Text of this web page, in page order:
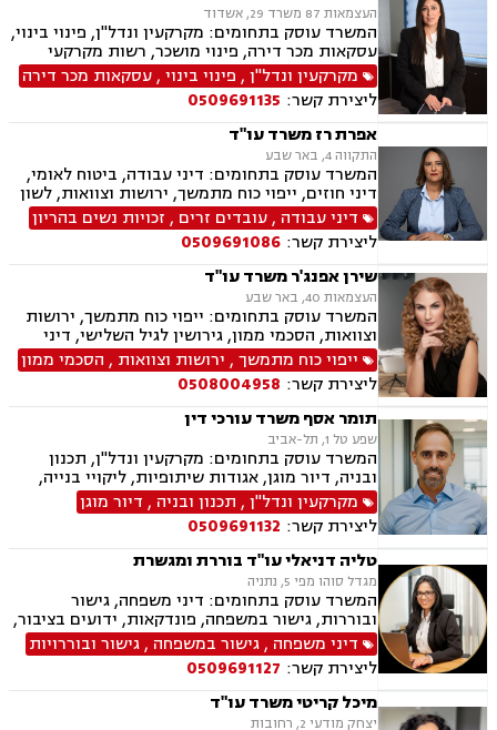
העצמאות 87 משרד 29, אשדוד
המשרד עוסק בתחומים: מקרקעין ונדל"ן, פינוי בינוי,
עסקאות מכר דירה, פינוי מושכר, רשות מקרקעי
ישראל, בתים משותפים, ירושות וצוואות, ייפוי כוח
מתמשך, ייצוג רכישה מקבלן (יד ראשונה), חוזים,
הסכמי ממון
מקרקעין ונדל"ן, פינוי בינוי,עסקאות מכר דירה
ליצירת קשר: 0509691135
אפרת רז משרד עו"ד
התקווה 4, באר שבע
המשרד עוסק בתחומים: דיני עבודה, ביטוח לאומי,
דיני חוזים, ייפוי כוח מתמשך, ירושות וצוואות, לשון
הרע, מקרקעין ונדל"ן, נזקי גוף ותאונות
דיני עבודה ,עובדים זרים , זכויות נשים בהריון
ליצירת קשר: 0509691086
שירן אפנג'ר משרד עו"ד
העצמאות 40, באר שבע
המשרד עוסק בתחומים: ייפוי כוח מתמשך, ירושות
וצוואות, הסכמי ממון, גירושין לגיל השלישי, דיני
חוזים, מקרקעין ונדל"ן, ליקויי בנייה, עסקאות מכר
דירה, פינוי מושכר, משפט אזרחי, חדלות פירעון
ייפוי כוח מתמשך, ירושות וצוואות , הסכמי ממון
ליצירת קשר: 0508004958
תומר אסף משרד עורכי דין
שפע טל 1, תל-אביב
המשרד עוסק בתחומים: מקרקעין ונדל"ן, תכנון
ובניה, דיור מוגן, אגודות שיתופיות, ליקויי בנייה,
מושבים וקיבוצים, פינוי בינוי, קבוצות רכישה,
עסקאות מכר דירה, פינוי מושכר, הפקעת קרקעות,
מגרשים לבניה, דיירות מוגנת, נחלות ומשקים
במושבים, רשות מקרקעי ישראל, צווי הריסה, רישום
קבלנים, בתים משותפים, נדל"ן ביהודה ושומרון,
ייפוי כוח מתמשך, ירושות וצואות
מקרקעין ונדל"ן, תכנון ובניה , דיור מוגן
ליצירת קשר: 0509691132
טליה דניאלי עו"ד בוררת ומגשרת
מגדל סוהו מפי 5, נתניה
המשרד עוסק בתחומים: דיני משפחה, גישור
ובוררות, גישור במשפחה, פונדקאות, ידועים בציבור,
אפוטרופסות, הסכמי ממון, אבהות, מזונות, משמורת,
גירושין, הורות חד מינית, נישואים אזרחיים, אימוץ,
חלוקת רכוש, מעמד אישי, תיאום הורי, חטיפת ילדים,
זמני שהות, אומנה, ניכור הורי, ייפוי כוח מתמשך,
ירושות וצוואות, אגודות שיתופיות, - מושבים
דיני משפחה ,גישור במשפחה ,גישור ובוררויות
ליצירת קשר: 0509691127
מיכל קריטי משרד עו"ד
יצחק מודעי 2, רחובות